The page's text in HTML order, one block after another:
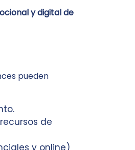
y digital de
pueden
de
y online)